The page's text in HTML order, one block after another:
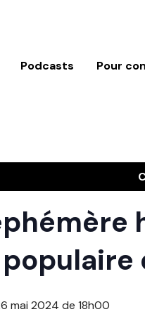
Podcasts Pour
mai 2024 de 18h00